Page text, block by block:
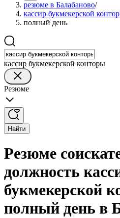
резюме в Балабаново/
кассир букмекерской
полный день
кассир букмекерской конторы
Резюме
Найти
Резюме
должность
букмекерской
полный день в